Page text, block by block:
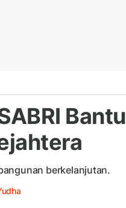
berkelanjutan.